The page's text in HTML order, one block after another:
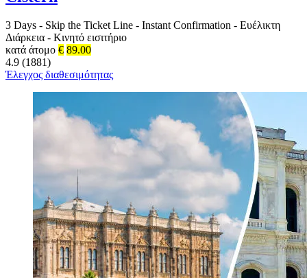
3 Days - Skip the Ticket Line - Instant Confirmation - Ευέλικτη
Διάρκεια - Κινητό εισιτήριο
κατά άτομο € 89.00
4.9 (1881)
Έλεγχος διαθεσιμότητας